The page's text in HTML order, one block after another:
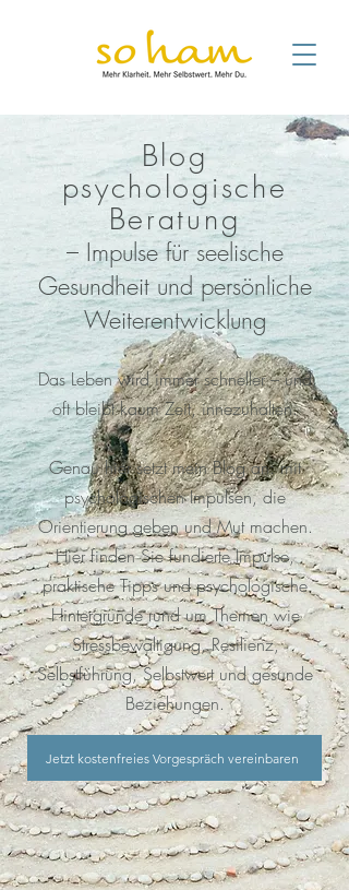
Blog
psychologische
Beratung
– Impulse für seelische
Gesundheit und persönliche
Weiterentwicklung
Das Leben wird immer schneller – und
oft bleibt kaum Zeit, innezuhalten.
Genau hier setzt mein Blog an: mit
psychologischen Impulsen, die
Orientierung geben und Mut machen.
Hier finden Sie fundierte Impulse,
praktische Tipps und psychologische
Hintergründe rund um Themen wie
Stressbewältigung, Resilienz,
Selbstführung, Selbstwert und gesunde
Beziehungen.
Jetzt kostenfreies Vorgespräch vereinbaren